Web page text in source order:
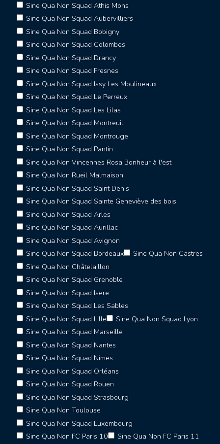
Sine Qua Non Squad Athis Mons
Sine Qua Non Squad Aubervilliers
Sine Qua Non Squad Bobigny
Sine Qua Non Squad Colombes
Sine Qua Non Squad Drancy
Sine Qua Non Squad Fresnes
Sine Qua Non Squad Issy Les Moulineaux
Sine Qua Non Squad Le Perreux
Sine Qua Non Squad Les Lilas
Sine Qua Non Squad Montreuil
Sine Qua Non Squad Montrouge
Sine Qua Non Squad Pantin
Sine Qua Non Vincennes Rosa Bonheur à l'est
Sine Qua Non Rueil Malmaison
Sine Qua Non Squad Saint Denis
Sine Qua Non Squad Sainte Geneviève des bois
Sine Qua Non Squad Arles
Sine Qua Non Squad Aurillac
Sine Qua Non Squad Avignon
Sine Qua Non Squad Bordeaux
Sine Qua Non Castres
Sine Qua Non Châtelaillon
Sine Qua Non Squad Grenoble
Sine Qua Non Squad Isere
Sine Qua Non Squad Les Sables
Sine Qua Non Squad Lille
Sine Qua Non Squad Lyon
Sine Qua Non Squad Marseille
Sine Qua Non Squad Nantes
Sine Qua Non Squad Nîmes
Sine Qua Non Squad Orléans
Sine Qua Non Squad Rouen
Sine Qua Non Squad Strasbourg
Sine Qua Non Toulouse
Sine Qua Non Squad Luxembourg
Sine Qua Non FC Paris 10
Sine Qua Non FC Paris 11